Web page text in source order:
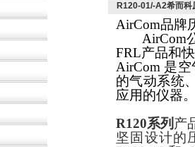
R120-01/-A2希而
AirCom品牌
AirCom
FRL产品和
AirCom 是空
的气动系统
应用的仪器
R120系列 产
坚固设计的